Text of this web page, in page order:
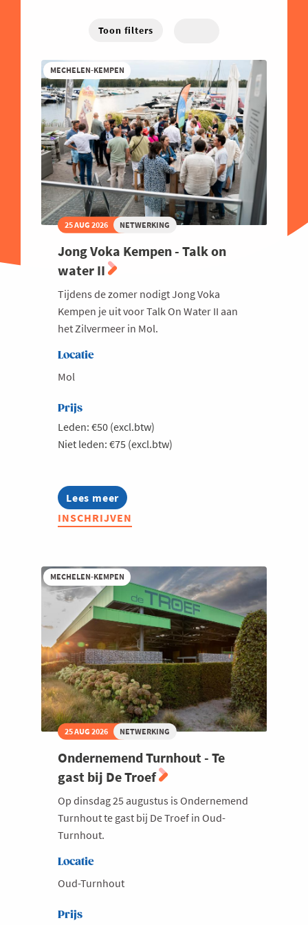
Toon filters
MECHELEN-KEMPEN
25 AUG 2026 NETWERKING
Jong Voka Kempen - Talk on
water II
Tijdens de zomer nodigt Jong Voka
Kempen je uit voor Talk On Water II aan
het Zilvermeer in Mol.
Locatie
Mol
Prijs
Leden: €50 (excl.btw)
Niet leden: €75 (excl.btw)
Lees meer
about
Jong
Voka
on
water
II
INSCHRIJVEN
MECHELEN-KEMPEN
25 AUG 2026 NETWERKING
Ondernemend Turnhout - Te
gast bij De Troef
Op dinsdag 25 augustus is Ondernemend
Turnhout te gast bij De Troef in Oud-
Turnhout.
Locatie
Oud-Turnhout
Prijs
Familiebedrijven
Good Governance
Groeien
Haven
Human Resources
Industrie
Innovatie
Internationaal Ondernemen
Juridisch
Logistiek en Transport
Marketing & Sales
Milieu
Mobiliteit
Netwerking
Onderwijs
Opvolging en Overname
Persoonlijke vaardigheden
Retail
Ruimtelijke ordening en Infrastructuur
Starten
Strategie
Supply Chain
Welzijn en gezondheidszorg